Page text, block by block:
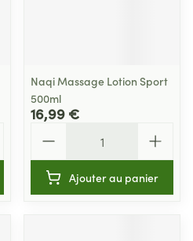
Naqi Massage Lotion Sport
500ml
16,99 €
Ajouter au panier